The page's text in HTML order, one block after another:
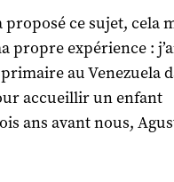
ce sujet, cela
propre expérience :
au Venezuela
accueillir un enfant
ans avant nous,